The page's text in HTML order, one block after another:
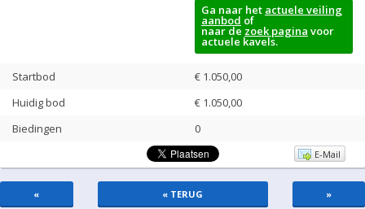
Ga naar het actuele veiling
aanbod of
naar de zoek pagina voor
actuele kavels.
Startbod
€ 1.050,00
Huidig bod
€ 1.050,00
Biedingen
0
E-Mail
« « TERUG »